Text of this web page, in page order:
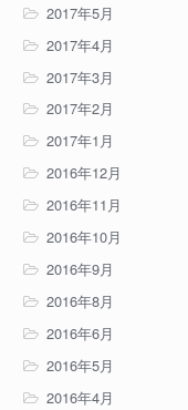
2017年5月
2017年4月
2017年3月
2017年2月
2017年1月
2016年12月
2016年11月
2016年10月
2016年9月
2016年8月
2016年6月
2016年5月
2016年4月